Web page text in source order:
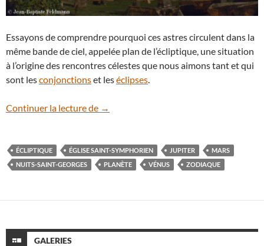
Essayons de comprendre pourquoi ces astres circulent dans la
même bande de ciel, appelée plan de l’écliptique, une situation
à l’origine des rencontres célestes que nous aimons tant et qui
sont lesconjonctionset leséclipses.
Continuer la lecture de Vénus, Mars et Jupiter s’étirent le long
→
ÉCLIPTIQUE ÉGLISE SAINT-SYMPHORIEN JUPITER
MARS
NUITS-SAINT-GEORGES
PLANÈTE VÉNUS ZODIAQUE
GALERIES